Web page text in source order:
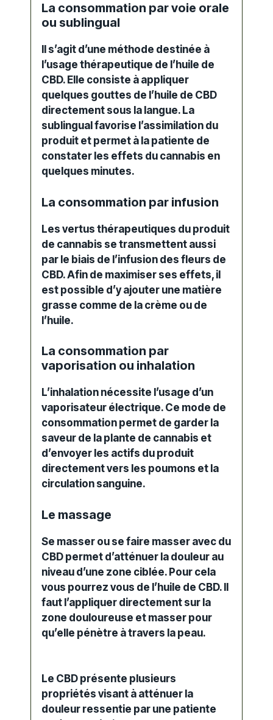
La consommation par voie orale
ou sublingual
Il s’agit d’une méthode destinée à
l’usage thérapeutique de l’huile de
CBD. Elle consiste à appliquer
quelques gouttes de l’huile de CBD
directement sous la langue. La
sublingual favorise l’assimilation du
produit et permet à la patiente de
constater les effets du cannabis en
quelques minutes.
La consommation par infusion
Les vertus thérapeutiques du produit
de cannabis se transmettent aussi
par le biais de l’infusion des fleurs de
CBD. Afin de maximiser ses effets, il
est possible d’y ajouter une matière
grasse comme de la crème ou de
l’huile.
La consommation par
vaporisation ou inhalation
L’inhalation nécessite l’usage d’un
vaporisateur électrique. Ce mode de
consommation permet de garder la
saveur de la plante de cannabis et
d’envoyer les actifs du produit
directement vers les poumons et la
circulation sanguine.
Le massage
Se masser ou se faire masser avec du
CBD permet d’atténuer la douleur au
niveau d’une zone ciblée. Pour cela
vous pourrez vous de l’huile de CBD. Il
faut l’appliquer directement sur la
zone douloureuse et masser pour
qu’elle pénètre à travers la peau.
Le CBD présente plusieurs
propriétés visant à atténuer la
douleur ressentie par une patiente